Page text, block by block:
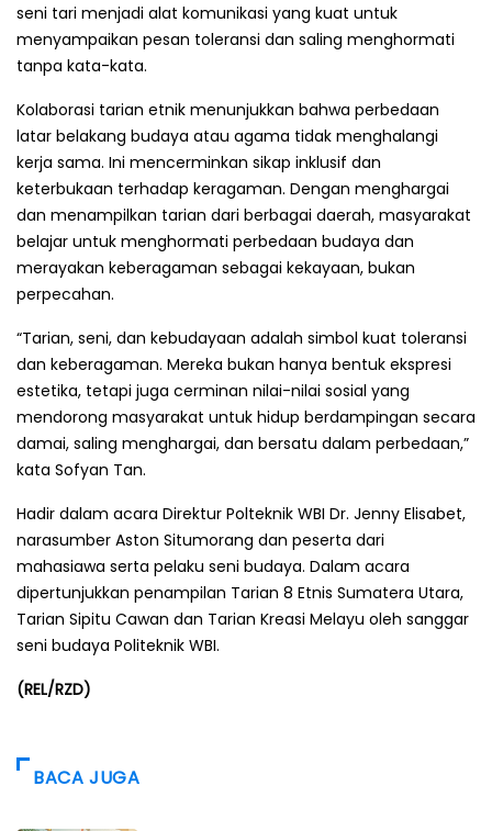
seni tari menjadi alat komunikasi yang kuat untuk
menyampaikan pesan toleransi dan saling menghormati
tanpa kata-kata.
Kolaborasi tarian etnik menunjukkan bahwa perbedaan
latar belakang budaya atau agama tidak menghalangi
kerja sama. Ini mencerminkan sikap inklusif dan
keterbukaan terhadap keragaman. Dengan menghargai
dan menampilkan tarian dari berbagai daerah, masyarakat
belajar untuk menghormati perbedaan budaya dan
merayakan keberagaman sebagai kekayaan, bukan
perpecahan.
“Tarian, seni, dan kebudayaan adalah simbol kuat toleransi
dan keberagaman. Mereka bukan hanya bentuk ekspresi
estetika, tetapi juga cerminan nilai-nilai sosial yang
mendorong masyarakat untuk hidup berdampingan secara
damai, saling menghargai, dan bersatu dalam perbedaan,”
kata Sofyan Tan.
Hadir dalam acara Direktur Polteknik WBI Dr. Jenny Elisabet,
narasumber Aston Situmorang dan peserta dari
mahasiawa serta pelaku seni budaya. Dalam acara
dipertunjukkan penampilan Tarian 8 Etnis Sumatera Utara,
Tarian Sipitu Cawan dan Tarian Kreasi Melayu oleh sanggar
seni budaya Politeknik WBI.
(REL/RZD)
BACA JUGA